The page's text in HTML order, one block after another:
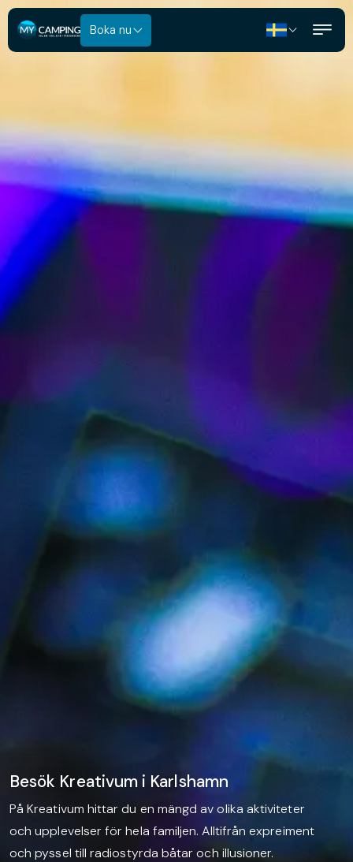
Boka nu
Besök Kreativum i Karlshamn
På Kreativum hittar du en mängd av olika aktiviteter
och upplevelser för hela familjen. Alltifrån expreiment
och pyssel till radiostyrda båtar och illusioner.